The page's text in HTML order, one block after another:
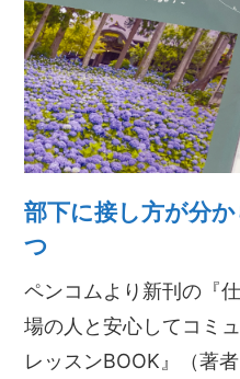
部下に接し方が分
つ
ペンコムより新刊の『
場の人と安心してコミ
レッスンBOOK』（著